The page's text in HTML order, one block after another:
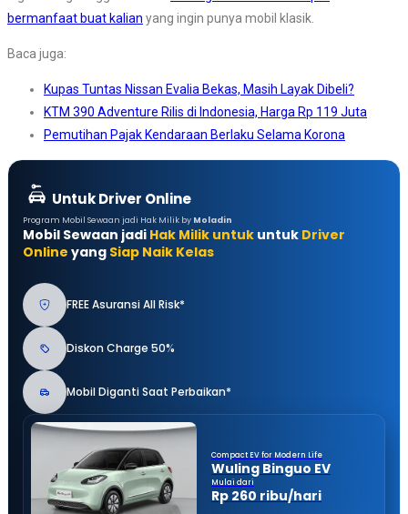
bermanfaat buat kalian yang ingin punya mobil klasik.
Baca juga:
Kupas Tuntas Nissan Evalia Bekas, Masih Layak Dibeli?
KTM 390 Adventure Rilis di Indonesia, Harga Rp 119 Juta
Pemutihan Pajak Kendaraan Berlaku Selama Korona
Untuk Driver Online
Program Mobil Sewaan jadi Hak Milik by Moladin
Mobil Sewaan jadi Hak Milik untuk untuk Driver
Online yang Siap Naik Kelas
FREE Asuransi All Risk*
Diskon Charge 50%
Mobil Diganti Saat Perbaikan*
Compact EV for Modern Life
Wuling Binguo EV
Mulai dari
Rp 260 ribu/hari